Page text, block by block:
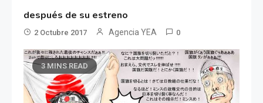
después de su estreno
2 Octubre 2017 Agencia YEA 0
3 MINS READ